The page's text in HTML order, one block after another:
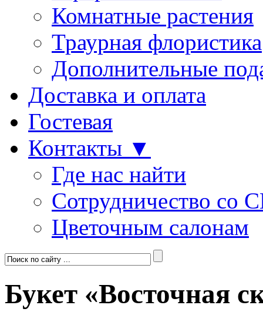
Комнатные растения
Траурная флористика
Дополнительные
Доставка и оплата
Гостевая
Контакты ▼
Где нас найти
Сотрудничество со
Цветочным салонам
Букет «Восточная